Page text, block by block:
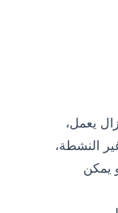
نطاقًا لا يزال يعمل،
النشطة،
يمكن